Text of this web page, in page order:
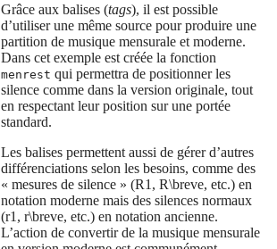
Grâce aux balises (tags), il est possible
d’utiliser une même source pour produire une
partition de musique mensurale et moderne.
Dans cet exemple est créée la fonction
menrest qui permettra de positionner les
silence comme dans la version originale, tout
en respectant leur position sur une portée
standard.
Les balises permettent aussi de gérer d’autres
différenciations selon les besoins, comme des
« mesures de silence » (R1, R\breve, etc.) en
notation moderne mais des silences normaux
(r1, r\breve, etc.) en notation ancienne.
L’action de convertir de la musique mensurale